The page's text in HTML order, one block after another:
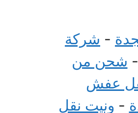
- شركة
- شحن من
عفش
- ونيت نقل